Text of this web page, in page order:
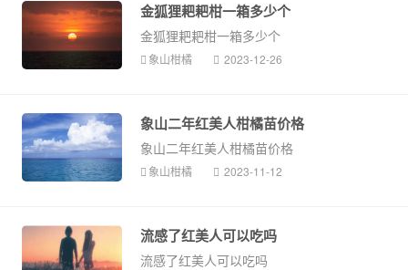
金狐狸耙耙柑一箱多少个
金狐狸耙耙柑一箱多少个
象山柑橘 2023-12-26
象山二年红美人柑橘苗价格
象山二年红美人柑橘苗价格
象山柑橘 2023-11-12
流感了红美人可以吃吗
流感了红美人可以吃吗